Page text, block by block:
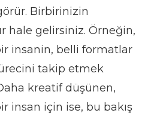
Birbirinizin
hale gelirsiniz. Örneğin,
insanin, belli formatlar
takip etmek
kreatif düşünen,
insan için ise, bu bakış